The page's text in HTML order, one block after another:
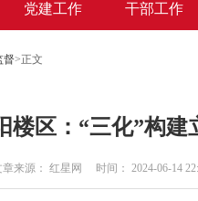
党建工作 干部工作
督>正文
楼区：“三化”构建
章来源： 红星网 时间： 2024-06-14